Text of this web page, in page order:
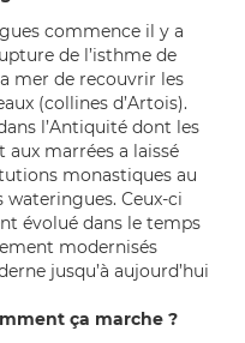
commence il y a
de l’isthme de
mer de recouvrir les
(collines d’Artois).
l’Antiquité dont les
aux marrées a laissé
monastiques au
wateringues. Ceux-ci
évolué dans le temps
modernisés
jusqu’à aujourd’hui
ça marche ?